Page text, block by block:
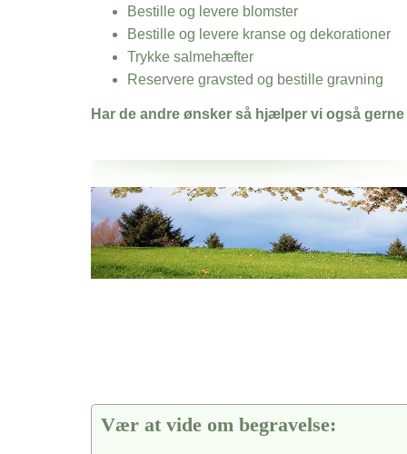
Bestille og levere blomster
Bestille og levere kranse og dekorationer
Trykke salmehæfter
Reservere gravsted og bestille gravning
Har de andre ønsker så hjælper vi også gerne
Her hos os får du altid en god afslutning når det gælder
Begravelse Nivå
vi hjælper i alle faser af begravelsel
Vær at vide om begravelse: